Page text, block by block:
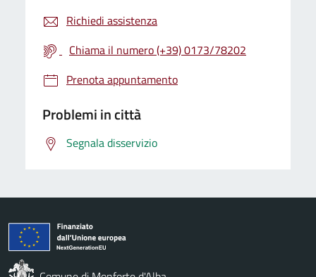
Richiedi assistenza
Chiama il numero (+39) 0173/78202
Prenota appuntamento
Problemi in città
Segnala disservizio